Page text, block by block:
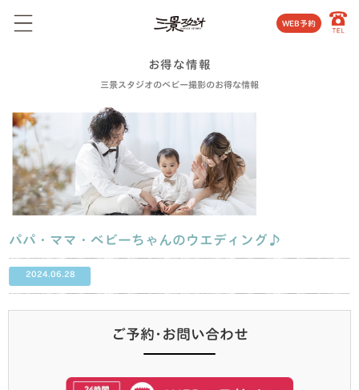
WEB予約
お得な情報
三景スタジオのベビー撮影のお得な情報
パパ・ママ・ベビーちゃんのウエディング♪
2024.06.28
ご予約･お問い合わせ